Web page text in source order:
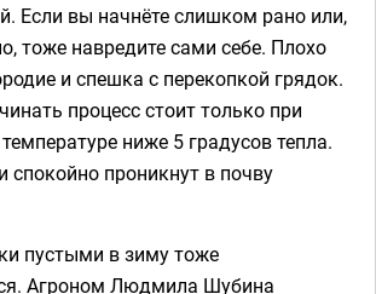
Если вы начнёте слишком рано или,
тоже навредите сами себе. Плохо
и спешка с перекопкой грядок.
процесс стоит только при
ниже 5 градусов тепла.
спокойно проникнут в почву
пустыми в зиму тоже
Агроном Людмила Шубина